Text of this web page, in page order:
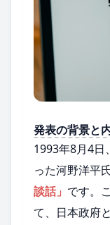
発表の背景と
1993年8月4日
った河野洋平
談話」 です。
て、日本政府